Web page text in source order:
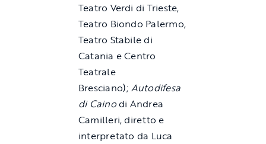
Teatro Verdi di Trieste,
Teatro Biondo Palermo,
Teatro Stabile di
Catania e Centro
Teatrale
Bresciano); Autodifesa
di Cainodi Andrea
Camilleri, diretto e
interpretato da Luca